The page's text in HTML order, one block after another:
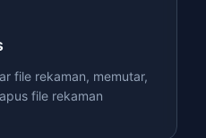
file rekaman, memutar,
file rekaman